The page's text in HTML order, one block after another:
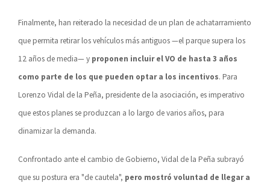
Finalmente, han reiterado la necesidad de un plan de achatarramiento
que permita retirar los vehículos más antiguos —el parque supera los
12 años de media— y proponen incluir el VO de hasta 3 años
como parte de los que pueden optar a los incentivos. Para
Lorenzo Vidal de la Peña, presidente de la asociación, es imperativo
que estos planes se produzcan a lo largo de varios años, para
dinamizar la demanda.
Confrontado ante el cambio de Gobierno, Vidal de la Peña subrayó
que su postura era "de cautela", pero mostró voluntad de llegar a